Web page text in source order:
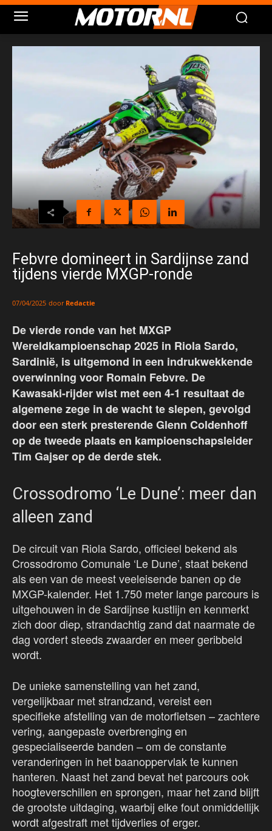
Febvre domineert in Sardijnse zand
tijdens vierde MXGP-ronde
07/04/2025 door Redactie
De vierde ronde van het MXGP
Wereldkampioenschap 2025 in Riola Sardo,
Sardinië, is uitgemond in een indrukwekkende
overwinning voor Romain Febvre. De
Kawasaki-rijder wist met een 4-1 resultaat de
algemene zege in de wacht te slepen, gevolgd
door een sterk presterende Glenn Coldenhoff
op de tweede plaats en kampioenschapsleider
Tim Gajser op de derde stek.
Crossodromo ‘Le Dune’: meer dan
alleen zand
De circuit van Riola Sardo, officieel bekend als
Crossodromo Comunale ‘Le Dune’, staat bekend
als een van de meest veeleisende banen op de
MXGP-kalender. Het 1.750 meter lange parcours is
uitgehouwen in de Sardijnse kustlijn en kenmerkt
zich door diep, strandachtig zand dat naarmate de
dag vordert steeds zwaarder en meer geribbeld
wordt.
De unieke samenstelling van het zand,
vergelijkbaar met strandzand, vereist een
specifieke afstelling van de motorfietsen – zachtere
vering, aangepaste overbrenging en
gespecialiseerde banden – om de constante
veranderingen in het baanoppervlak te kunnen
hanteren. Naast het zand bevat het parcours ook
hoogteverschillen en sprongen, maar het zand blijft
de grootste uitdaging, waarbij elke fout onmiddellijk
wordt afgestraft met tijdverlies of erger.